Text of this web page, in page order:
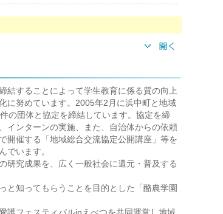
結することによって学生教育に係る質の向上
に努めています。2005年2月に浜中町と地域
の団体と協定を締結しています。協定を締
インターンの実施、また、自治体からの依頼
開催する「地域総合交流協定公開講座」等を
でいます。
研究成果を、広く一般社会に還元・普及する
と知ってもらうことを目的とした「酪農学園